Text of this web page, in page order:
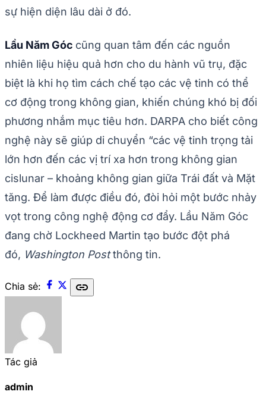
sự hiện diện lâu dài ở đó.
Lầu Năm Góc cũng quan tâm đến các nguồn
nhiên liệu hiệu quả hơn cho du hành vũ trụ, đặc
biệt là khi họ tìm cách chế tạo các vệ tinh có thể
cơ động trong không gian, khiến chúng khó bị đối
phương nhắm mục tiêu hơn. DARPA cho biết công
nghệ này sẽ giúp di chuyển “các vệ tinh trọng tải
lớn hơn đến các vị trí xa hơn trong không gian
cislunar – khoảng không gian giữa Trái đất và Mặt
tăng. Để làm được điều đó, đòi hỏi một bước nhảy
vọt trong công nghệ động cơ đẩy. Lầu Năm Góc
đang chờ Lockheed Martin tạo bước đột phá
đó, Washington Postthông tin.
Chia sẻ: link
Tác giả
admin